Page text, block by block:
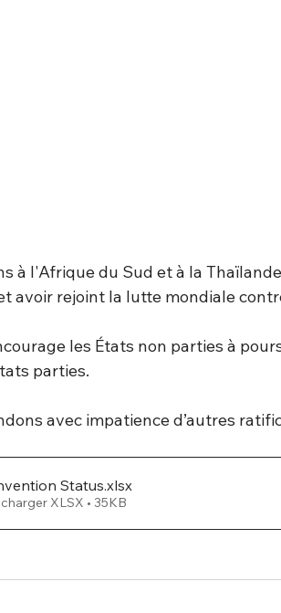
à l'Afrique du Sud et à la
avoir rejoint la lutte mondiale
les États non parties à
parties.
avec impatience d’autres
Status.xlsx
XLSX • 35KB